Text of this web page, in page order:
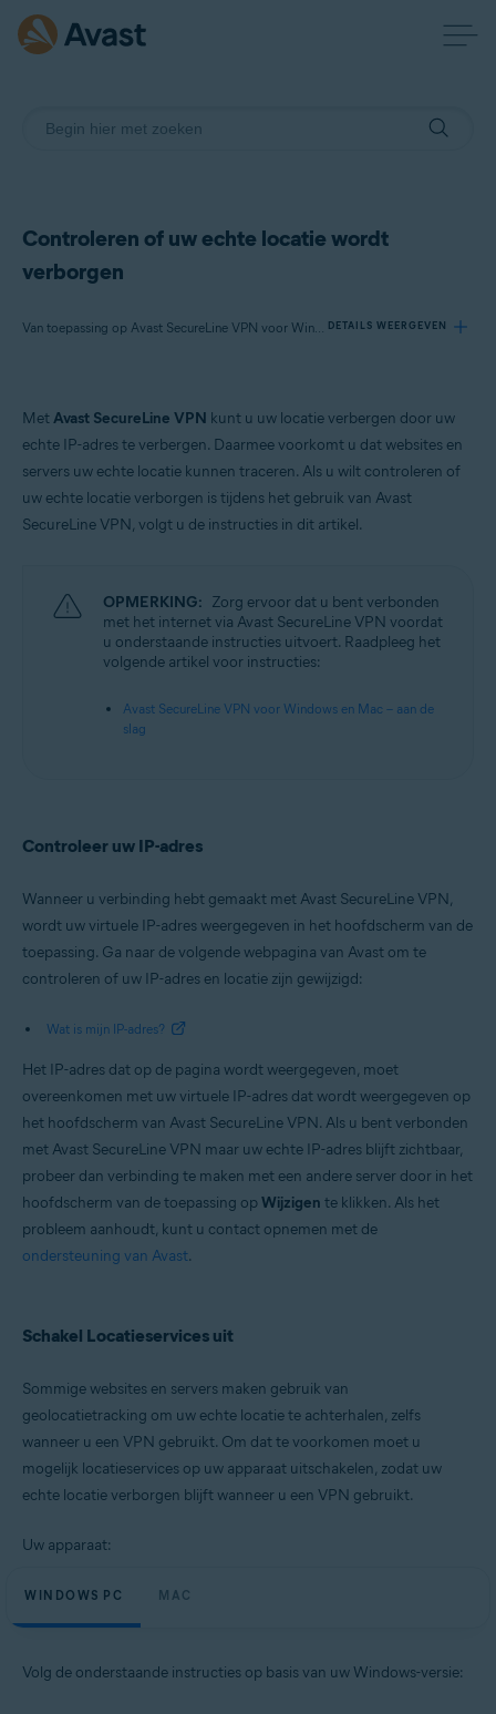
Controleren of uw echte locatie wordt
verborgen
Van toepassing op Avast SecureLine VPN voor Windows, Avast SecureLine VPN voor Mac DETAILS WEERGEVEN
Producten:
Avast SecureLine VPN 5.x voor Windows
Besturingssystemen:
Microsoft Windows 8 / Pro / Enterprise – 32-/64-bits
Microsoft Windows 7 Home Basic / Home Premium / Professional /
Enterprise / Ultimate – Service Pack 1, 32-/64-bits
Apple macOS 10.15.x (Catalina)
Apple macOS 10.14.x (Mojave)
MetAvast SecureLine VPN kunt u uw locatie verbergen door uw
echte IP-adres te verbergen. Daarmee voorkomt u dat websites en
servers uw echte locatie kunnen traceren. Als u wilt controleren of
uw echte locatie verborgen is tijdens het gebruik van Avast
SecureLine VPN, volgt u de instructies in dit artikel.
OPMERKING: Zorg ervoor dat u bent verbonden
met het internet via Avast SecureLine VPN voordat
u onderstaande instructies uitvoert. Raadpleeg het
volgende artikel voor instructies:
Avast SecureLine VPN voor Windows en Mac – aan de
slag
Controleer uw IP-adres
Wanneer u verbinding hebt gemaakt met Avast SecureLine VPN,
wordt uw virtuele IP-adres weergegeven in het hoofdscherm van de
toepassing. Ga naar de volgende webpagina van Avast om te
controleren of uw IP-adres en locatie zijn gewijzigd:
Wat is mijn IP-adres?
Het IP-adres dat op de pagina wordt weergegeven, moet
overeenkomen met uw virtuele IP-adres dat wordt weergegeven op
het hoofdscherm van Avast SecureLine VPN. Als u bent verbonden
met Avast SecureLine VPN maar uw echte IP-adres blijft zichtbaar,
probeer dan verbinding te maken met een andere server door in het
hoofdscherm van de toepassing opWijzigen te klikken. Als het
probleem aanhoudt, kunt u contact opnemen met de
ondersteuning van Avast.
Schakel Locatieservices uit
Sommige websites en servers maken gebruik van
geolocatietracking om uw echte locatie te achterhalen, zelfs
wanneer u een VPN gebruikt. Om dat te voorkomen moet u
mogelijk locatieservices op uw apparaat uitschakelen, zodat uw
echte locatie verborgen blijft wanneer u een VPN gebruikt.
Uw apparaat:
WINDOWS PC MAC
Volg de onderstaande instructies op basis van uw Windows-versie: